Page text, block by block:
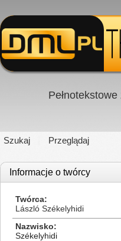
Szukaj Przeglądaj
Informacje o twórcy
Twórca
László Székelyhidi
Nazwisko
Székelyhidi